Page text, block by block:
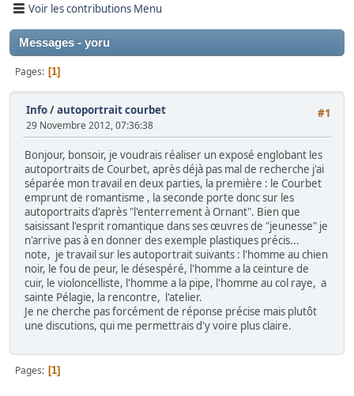
Voir les contributions Menu
Messages - yoru
Pages 1
#1
Info/autoportrait courbet
29 Novembre 2012, 07:36:38
Bonjour, bonsoir, je voudrais réaliser un exposé englobant les
autoportraits de Courbet, après déjà pas mal de recherche j'ai
séparée mon travail en deux parties, la première : le Courbet
emprunt de romantisme , la seconde porte donc sur les
autoportraits d'après "l'enterrement à Ornant". Bien que
saisissant l'esprit romantique dans ses œuvres de "jeunesse" je
n'arrive pas à en donner des exemple plastiques précis...
note, je travail sur les autoportrait suivants : l'homme au chien
noir, le fou de peur, le désespéré, l'homme a la ceinture de
cuir, le violoncelliste, l'homme a la pipe, l'homme au col raye, a
sainte Pélagie, la rencontre, l'atelier.
Je ne cherche pas forcément de réponse précise mais plutôt
une discutions, qui me permettrais d'y voire plus claire.
Pages 1